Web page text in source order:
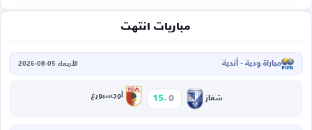
مباريات انتهت
مباراة ودية - أندية الأربعاء 05-08-2026
شفاز 0
-
15 أوجسبورغ